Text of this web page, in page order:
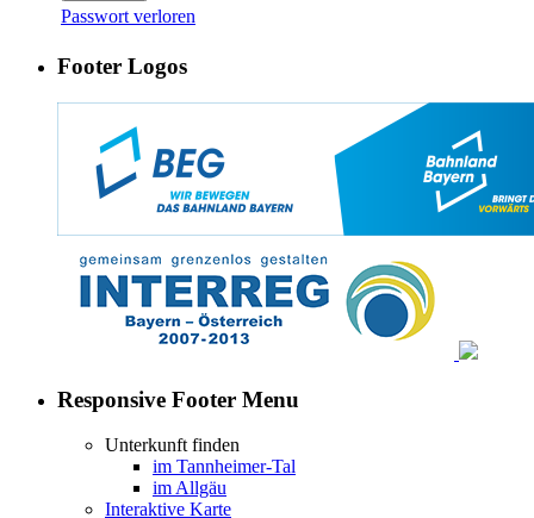
Passwort verloren
Footer Logos
Responsive Footer Menu
Unterkunft finden
im Tannheimer-Tal
im Allgäu
Interaktive Karte